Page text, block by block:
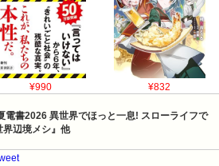
¥990 ¥832
電書2026 異世界でほっと一息! スローライフで
辺境メシ』他